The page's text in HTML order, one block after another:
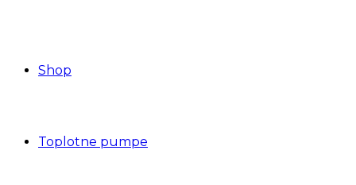
Shop
Toplotne pumpe